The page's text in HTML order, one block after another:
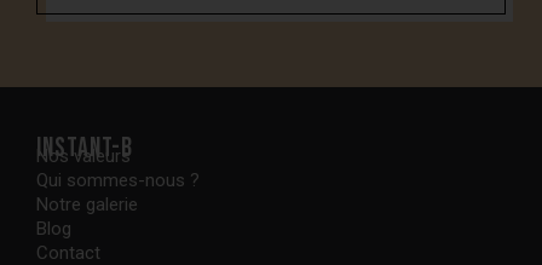
Instant-B
Nos valeurs
Qui sommes-nous ?
Notre galerie
Blog
Contact